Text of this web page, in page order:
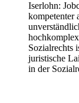
Iserlohn:
kompetenter
Sozialrechts
juristische
in der